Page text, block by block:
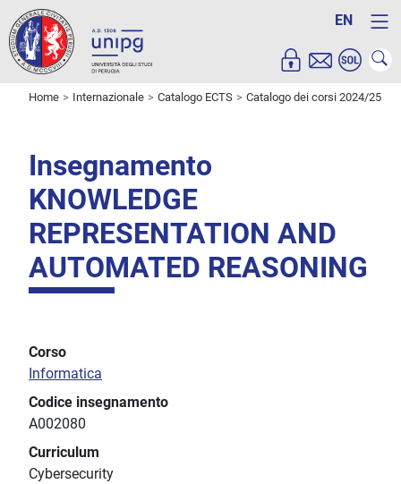
EN
Home Internazionale Catalogo ECTS Catalogo dei corsi 2024/25
Insegnamento
KNOWLEDGE
REPRESENTATION AND
AUTOMATED REASONING
Corso
Informatica
Codice insegnamento
A002080
Curriculum
Cybersecurity